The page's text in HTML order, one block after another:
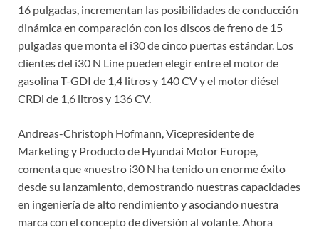
16 pulgadas, incrementan las posibilidades de conducción
dinámica en comparación con los discos de freno de 15
pulgadas que monta el i30 de cinco puertas estándar. Los
clientes del i30 N Line pueden elegir entre el motor de
gasolina T-GDI de 1,4 litros y 140 CV y el motor diésel
CRDi de 1,6 litros y 136 CV.
Andreas-Christoph Hofmann, Vicepresidente de
Marketing y Producto de Hyundai Motor Europe,
comenta que «nuestro i30 N ha tenido un enorme éxito
desde su lanzamiento, demostrando nuestras capacidades
en ingeniería de alto rendimiento y asociando nuestra
marca con el concepto de diversión al volante. Ahora